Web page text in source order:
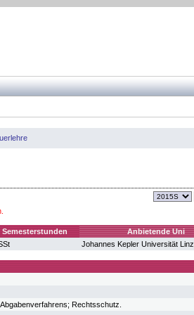
Semesterstunden
Anbietende Uni
Johannes Kepler Universität Linz
Rechtsschutz.